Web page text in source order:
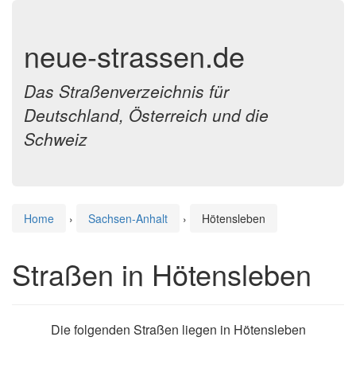
neue-strassen.de
Das Straßenverzeichnis für
Deutschland, Österreich und die
Schweiz
Home › Sachsen-Anhalt › Hötensleben
Straßen in Hötensleben
Die folgenden Straßen liegen in Hötensleben